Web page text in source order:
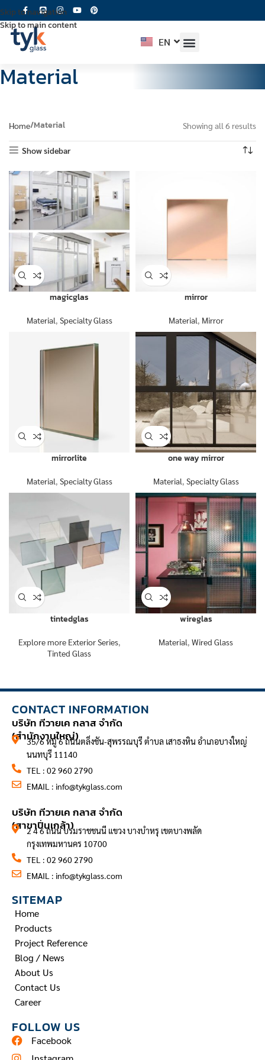
Skip to navigation
Skip to main content
EN
TH
Material
Home Material Showing all 6 results
Show sidebar
magicglas
Material, Specialty Glass
mirror
Material, Mirror
mirrorlite
Material, Specialty Glass
one way mirror
Material, Specialty Glass
tintedglas
Explore more Exterior Series,
Tinted Glass
wireglas
Material, Wired Glass
CONTACT INFORMATION
บริษัท ทีวายเค กลาส จำกัด
(สำนักงานใหญ่)
35/6 หมู่ 6 ถนนตลิ่งชัน-สุพรรณบุรี ตำบล เสาธงหิน อำเภอบางใหญ่
นนทบุรี 11140
TEL : 02 960 2790
EMAIL : info@tykglass.com
บริษัท ทีวายเค กลาส จำกัด
(สาขาปิ่นเกล้า)
2 4 6 ถนน บรมราชชนนี แขวง บางบำหรุ เขตบางพลัด
กรุงเทพมหานคร 10700
TEL : 02 960 2790
EMAIL : info@tykglass.com
SITEMAP
Home
Products
Project Reference
Blog / News
About Us
Contact Us
Career
FOLLOW US
Facebook